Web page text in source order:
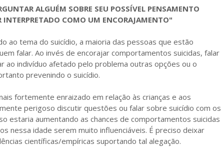
ALGUÉM SOBRE SEU POSSÍVEL PENSAMENTO
INTERPRETADO COMO UM ENCORAJAMENTO"
tema do suicídio, a maioria das pessoas que estão
falar. Ao invés de encorajar comportamentos suicidas, falar
indivíduo afetado pelo problema outras opções ou o
prevenindo o suicídio.
enraizado em relação às crianças e aos
perigoso discutir questões ou falar sobre suicídio com os
estaria aumentando as chances de comportamentos suicidas
nessa idade serem muito influenciáveis. É preciso deixar
científicas/empíricas suportando tal alegação.